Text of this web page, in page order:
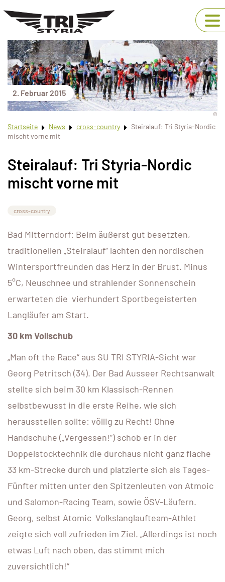
2. Februar 2015
©
Startseite News cross-country
Steiralauf: Tri Styria-Nordic
mischt vorne mit
Steiralauf: Tri Styria-Nordic
mischt vorne mit
cross-country
Bad Mitterndorf: Beim äußerst gut besetzten,
traditionellen „Steiralauf“ lachten den nordischen
Wintersportfreunden das Herz in der Brust. Minus
5°C, Neuschnee und strahlender Sonnenschein
erwarteten die vierhundert Sportbegeisterten
Langläufer am Start.
30 km Vollschub
„Man oft the Race“ aus SU TRI STYRIA-Sicht war
Georg Petritsch (34). Der Bad Ausseer Rechtsanwalt
stellte sich beim 30 km Klassisch-Rennen
selbstbewusst in die erste Reihe, wie sich
herausstellen sollte: völlig zu Recht! Ohne
Handschuhe („Vergessen!“) schob er in der
Doppelstocktechnik die durchaus nicht ganz flache
33 km-Strecke durch und platzierte sich als Tages-
Fünfter mitten unter den Spitzenleuten von Atmoic
und Salomon-Racing Team, sowie ÖSV-Läufern.
Georg, selbst Atomic Volkslanglaufteam-Athlet
zeigte sich voll zufrieden im Ziel. „Allerdings ist noch
etwas Luft nach oben, das stimmt mich
zuversichtlich!“